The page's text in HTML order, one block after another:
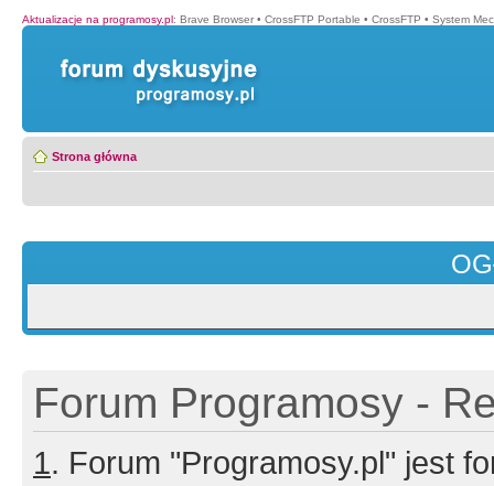
Aktualizacje na programosy.pl: Brave Browser • CrossFTP Portable • CrossFTP • System
Strona główna
Forum Programosy -
1. Forum "Programosy.pl" jest